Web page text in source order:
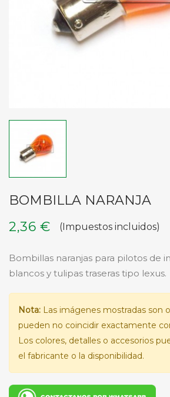
BOMBILLA NARANJA
2,36 €
(Impuestos incluidos)
Bombillas naranjas para pilotos de
blancos y tulipas traseras tipo lexus.
Nota: Las imágenes mostradas son
pueden no coincidir exactamente
Los colores, detalles o accesorios
el fabricante o la disponibilidad.